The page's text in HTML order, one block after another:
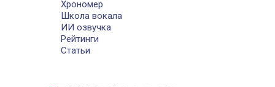
Хрономер
Школа вокала
ИИ озвучка
Рейтинги
Статьи